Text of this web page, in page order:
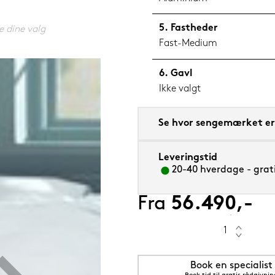
cm Saphir (orange)
dine valg
Fastheder
Fast-Medium
Gavl
Ikke valgt
Se hvor sengemærket
Leveringstid
20-40 hverdage -
Fra 56.490,-
Book en specialist